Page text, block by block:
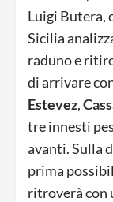
Luigi Butera,
Sicilia
raduno e
di arrivare
Estevez,
tre innesti
avanti. Sulla
prima
ritroverà con